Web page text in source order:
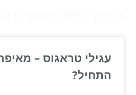
עגילי טראגוס –
התחיל?